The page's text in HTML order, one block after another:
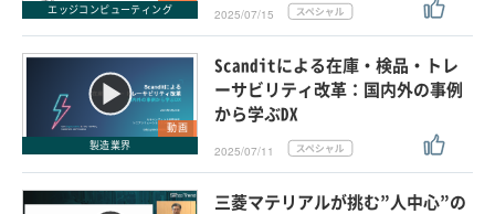
エッジコンピューティング
2025/07/15
動画
製造業界
Scanditによる在庫・検品・トレ
ーサビリティ改革：国内外の事例
から学ぶDX
2025/07/11
三菱マテリアルが挑む”人中心”の